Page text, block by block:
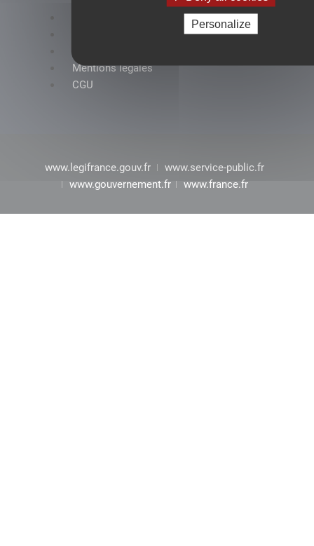
Personalize
Mentions légales
CGU
www.legifrance.gouv.fr
www.service-public.fr
www.gouvernement.fr
www.france.fr